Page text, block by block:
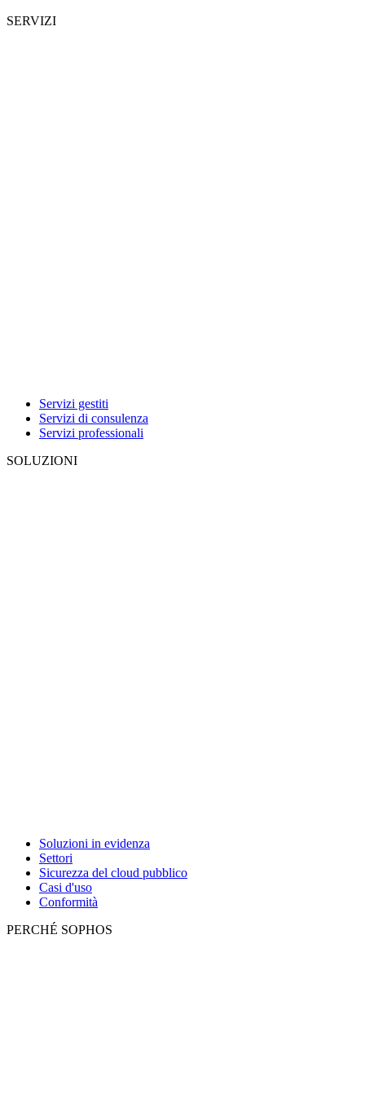
SERVIZI
Servizi gestiti
Servizi di consulenza
Servizi professionali
SOLUZIONI
Soluzioni in evidenza
Settori
Sicurezza del cloud pubblico
Casi d'uso
Conformità
PERCHÉ SOPHOS